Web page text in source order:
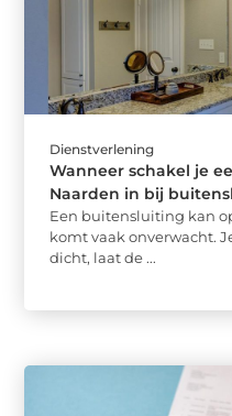
Dienstverlening
Wanneer schakel je
Naarden in bij
Een buitensluiting kan
komt vaak onverwacht.
dicht, laat de ...